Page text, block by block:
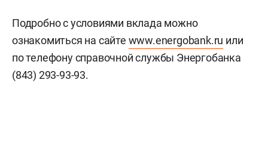
Подробно с условиями вклада можно
ознакомиться на сайте www.energobank.ru или
по телефону справочной службы Энергобанка
(843) 293-93-93.